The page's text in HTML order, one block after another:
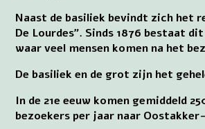
Naast de basiliek bevindt zich het
De Lourdes”. Sinds 1876 bestaat
waar veel mensen komen na het
De basiliek en de grot zijn het
In de 21e eeuw komen gemiddeld
bezoekers per jaar naar